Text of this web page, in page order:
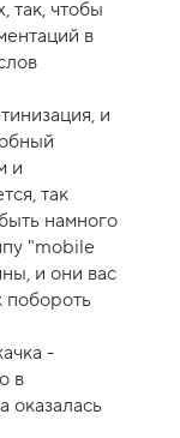
так, чтобы
в
и
и
так
намного
"mobile
и они вас
побороть
-
в
оказалась